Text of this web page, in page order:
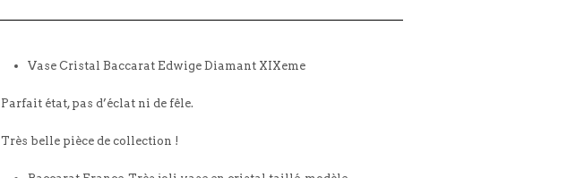
Vase Cristal Baccarat Edwige Diamant XIXeme
Parfait état, pas d’éclat ni de fêle.
Très belle pièce de collection !